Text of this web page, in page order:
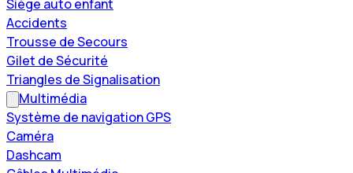
Siège auto enfant
Accidents
Trousse de Secours
Gilet de Sécurité
Triangles de Signalisation
Multimédia
Système de navigation GPS
Caméra
Dashcam